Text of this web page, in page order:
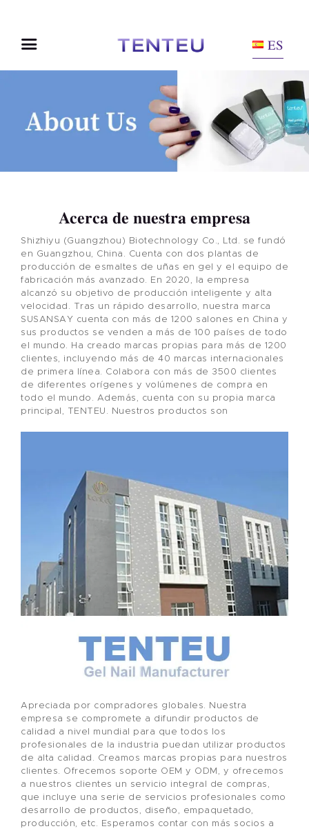
ES
Acerca de nuestra empresa
Shizhiyu (Guangzhou) Biotechnology Co., Ltd. se fundó
en Guangzhou, China. Cuenta con dos plantas de
producción de esmaltes de uñas en gel y el equipo de
fabricación más avanzado. En 2020, la empresa
alcanzó su objetivo de producción inteligente y alta
velocidad. Tras un rápido desarrollo, nuestra marca
SUSANSAY cuenta con más de 1200 salones en China y
sus productos se venden a más de 100 países de todo
el mundo. Ha creado marcas propias para más de 1200
clientes, incluyendo más de 40 marcas internacionales
de primera línea. Colabora con más de 3500 clientes
de diferentes orígenes y volúmenes de compra en
todo el mundo. Además, cuenta con su propia marca
principal, TENTEU. Nuestros productos son
Apreciada por compradores globales. Nuestra
empresa se compromete a difundir productos de
calidad a nivel mundial para que todos los
profesionales de la industria puedan utilizar productos
de alta calidad. Creamos marcas propias para nuestros
clientes. Ofrecemos soporte OEM y ODM, y ofrecemos
a nuestros clientes un servicio integral de compras,
que incluye una serie de servicios profesionales como
desarrollo de productos, diseño, empaquetado,
producción, etc. Esperamos contar con más socios a